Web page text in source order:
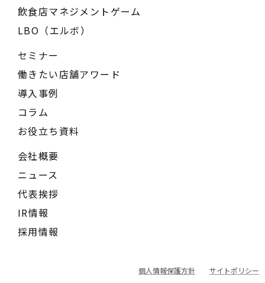
飲食店マネジメントゲーム
LBO（エルボ）
セミナー
働きたい店舗アワード
導入事例
コラム
お役立ち資料
会社概要
ニュース
代表挨拶
IR情報
採用情報
個人情報保護方針 サイトポリシー